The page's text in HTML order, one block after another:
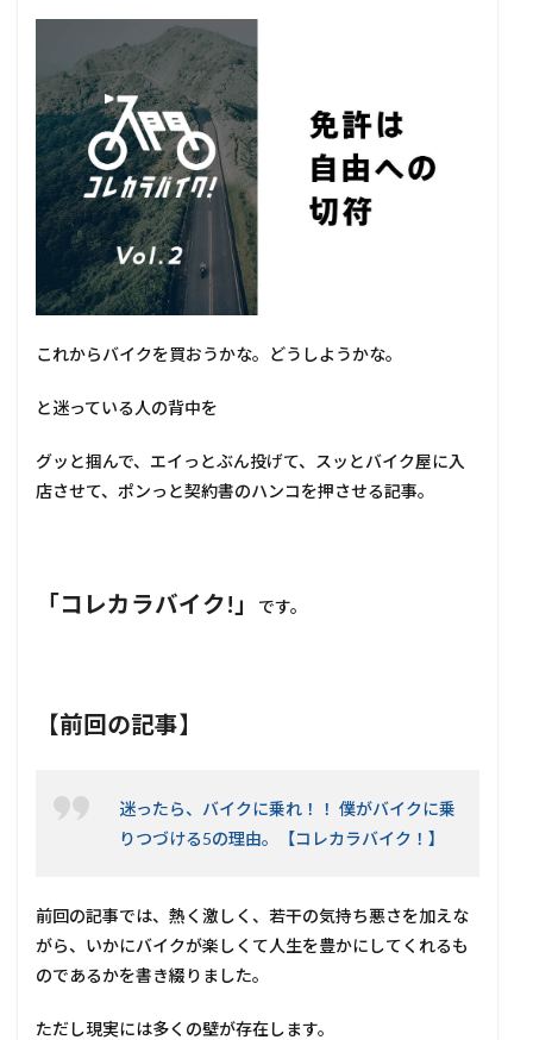
これからバイクを買おうかな。どうしようかな。
と迷っている人の背中を
グッと掴んで、エイっとぶん投げて、スッとバイク屋に入
店させて、ポンっと契約書のハンコを押させる記事。
「コレカラバイク!」 です。
【前回の記事】
迷ったら、バイクに乗れ！！ 僕がバイクに乗
りつづける5の理由。【コレカラバイク！】
前回の記事では、熱く激しく、若干の気持ち悪さを加えな
がら、いかにバイクが楽しくて人生を豊かにしてくれるも
のであるかを書き綴りました。
ただし現実には多くの壁が存在します。